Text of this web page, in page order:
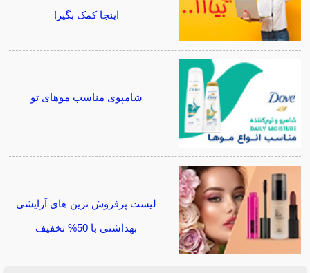
اینجا کمک بگیر!
شامپوی مناسب موهای تو
لیست پرفروش ترین های آرایشی
بهداشتی با 50% تخفیف